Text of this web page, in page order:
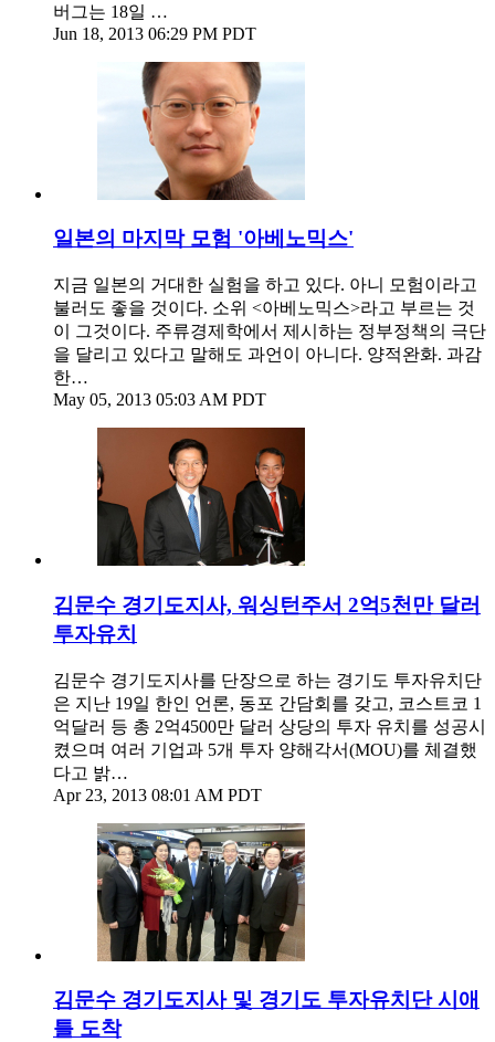
버그는 18일 …
Jun 18, 2013 06:29 PM PDT
일본의 마지막 모험 '아베노믹스'
지금 일본의 거대한 실험을 하고 있다. 아니 모험이라고
불러도 좋을 것이다. 소위 <아베노믹스>라고 부르는 것
이 그것이다. 주류경제학에서 제시하는 정부정책의 극단
을 달리고 있다고 말해도 과언이 아니다. 양적완화. 과감
한…
May 05, 2013 05:03 AM PDT
김문수 경기도지사, 워싱턴주서 2억5천만 달러
투자유치
김문수 경기도지사를 단장으로 하는 경기도 투자유치단
은 지난 19일 한인 언론, 동포 간담회를 갖고, 코스트코 1
억달러 등 총 2억4500만 달러 상당의 투자 유치를 성공시
켰으며 여러 기업과 5개 투자 양해각서(MOU)를 체결했
다고 밝…
Apr 23, 2013 08:01 AM PDT
김문수 경기도지사 및 경기도 투자유치단 시애
틀 도착